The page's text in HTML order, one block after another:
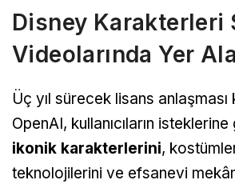
Disney Karakterleri
Videolarında Yer
Üç yıl sürecek lisans anlaşması
OpenAI, kullanıcıların
ikonik karakterlerini,
teknolojilerini ve efsanevi